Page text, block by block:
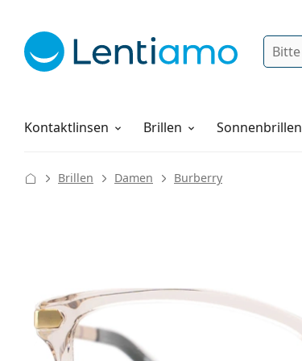
Suche
Kontaktlinsen
Pflegemittel Brillen Sonnenbrillen
Alles über den Einkauf
Brillen Damen Burberry